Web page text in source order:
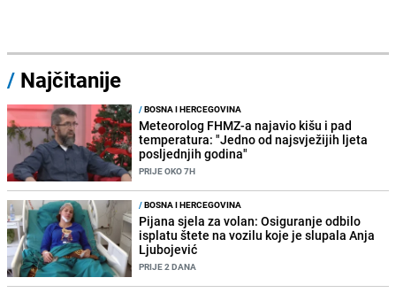
/ Najčitanije
/BOSNA I HERCEGOVINA
Meteorolog FHMZ-a najavio kišu i pad
temperatura: "Jedno od najsvježijih ljeta
posljednjih godina"
PRIJE OKO 7H
/BOSNA I HERCEGOVINA
Pijana sjela za volan: Osiguranje odbilo
isplatu štete na vozilu koje je slupala Anja
Ljubojević
PRIJE 2 DANA